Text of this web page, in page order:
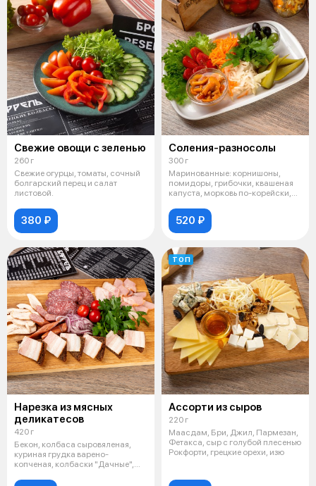
Свежие овощи с зеленью
260 г
Свежие огурцы, томаты, сочный
болгарский перец и салат
листовой.
380 ₽
Соления-разносолы
300 г
Маринованные: корнишоны,
помидоры, грибочки, квашеная
капуста, морковь по-корейски,
520 ₽
Нарезка из мясных
деликатесов
420 г
Бекон, колбаса сыровяленая,
куриная грудка варено-
копченая, колбаски "Дачные",
ТОП
Ассорти из сыров
220 г
Маасдам, Бри, Джил, Пармезан,
Фетакса, сыр с голубой плесенью
Рокфорти, грецкие орехи, изю